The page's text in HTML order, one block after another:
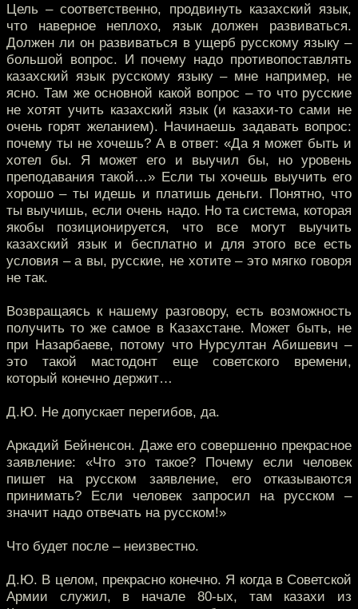
Цель – соответственно, продвинуть казахский язык,
что наверное неплохо, язык должен развиваться.
Должен ли он развиваться в ущерб русскому языку –
большой вопрос. И почему надо противопоставлять
казахский язык русскому языку – мне например, не
ясно. Там же основной какой вопрос – то что русские
не хотят учить казахский язык (и казахи-то сами не
очень горят желанием). Начинаешь задавать вопрос:
почему ты не хочешь? А в ответ: «Да я может быть и
хотел бы. Я может его и выучил бы, но уровень
преподавания такой…» Если ты хочешь выучить его
хорошо – ты идешь и платишь деньги. Понятно, что
ты выучишь, если очень надо. Но та система, которая
якобы позиционируется, что все могут выучить
казахский язык и бесплатно и для этого все есть
условия – а вы, русские, не хотите – это мягко говоря
не так.
Возвращаясь к нашему разговору, есть возможность
получить то же самое в Казахстане. Может быть, не
при Назарбаеве, потому что Нурсултан Абишевич –
это такой мастодонт еще советского времени,
который конечно держит…
Д.Ю. Не допускает перегибов, да.
Аркадий Бейненсон. Даже его совершенно прекрасное
заявление: «Что это такое? Почему если человек
пишет на русском заявление, его отказываются
принимать? Если человек запросил на русском –
значит надо отвечать на русском!»
Что будет после – неизвестно.
Д.Ю. В целом, прекрасно конечно. Я когда в Советской
Армии служил, в начале 80-ых, там казахи из